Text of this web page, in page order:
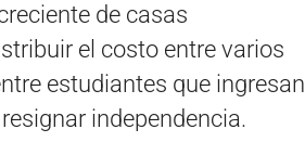
de casas
el costo entre varios
estudiantes que ingresan
independencia.